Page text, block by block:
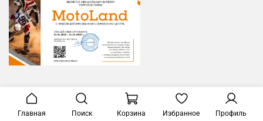
Главная Поиск Корзина Избранное Профиль